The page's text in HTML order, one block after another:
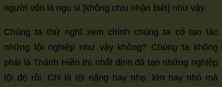
người vốn là ngu si [không chịu nhận biết] như vậy.
Chúng ta thử nghĩ xem chính chúng ta có tạo tác
những tội nghiệp như vậy không? Chúng ta không
phải là Thánh Hiền thì nhất định đã tạo những nghiệp
tội đó rồi. Chỉ là tội nặng hay nhẹ, lớn hay nhỏ mà